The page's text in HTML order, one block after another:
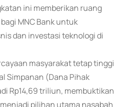
ini memberikan ruang
MNC Bank untuk
dan investasi teknologi di
masyarakat tetap tinggi
Simpanan (Dana Pihak
Rp14,69 triliun, membuktikan
pilihan utama nasabah